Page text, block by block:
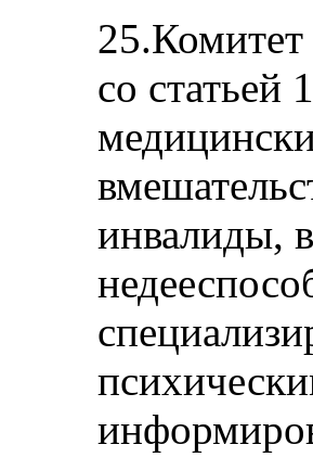
25.Комитет
со статьей
инвалиды,